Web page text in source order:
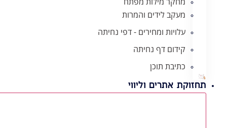
מעקב לידים והמרות
עלויות ומחירים - דפי נחיתה
קידום דף נחיתה
כתיבת תוכן
תחזוקת אתרים וליווי